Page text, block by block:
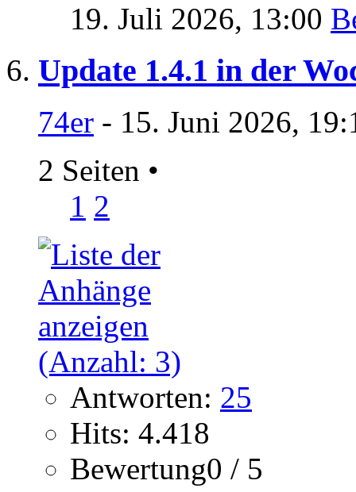
19. Juli 2026, 13:00
Update 1.4.1 in der
74er - 15. Juni 2026,
2 Seiten •
1 2
Antworten: 25
Hits: 4.418
Bewertung0 / 5